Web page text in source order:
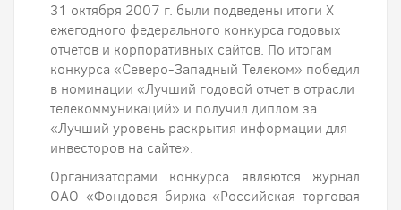
31 октября 2007 г. были подведены итоги X
ежегодного федерального конкурса годовых
отчетов и корпоративных сайтов. По итогам
конкурса «Северо-Западный Телеком» победил
в номинации «Лучший годовой отчет в отрасли
телекоммуникаций» и получил диплом за
«Лучший уровень раскрытия информации для
инвесторов на сайте».
Организаторами конкурса являются журнал
ОАО «Фондовая биржа «Российская торговая